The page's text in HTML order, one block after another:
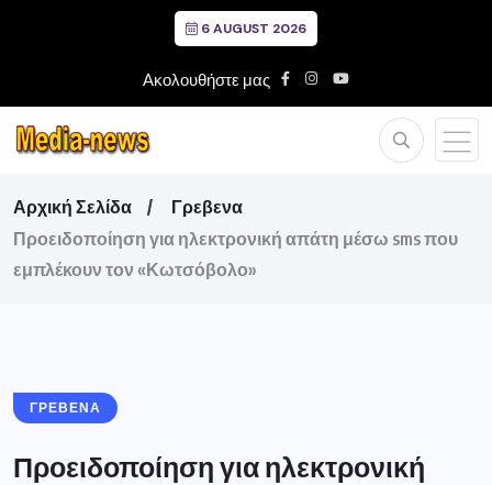
6 AUGUST 2026
Ακολουθήστε μας
Αρχική Σελίδα
Γρεβενα
Προειδοποίηση για ηλεκτρονική απάτη μέσω sms που
εμπλέκουν τον «Κωτσόβολο»
ΓΡΕΒΕΝΑ
Προειδοποίηση για ηλεκτρονική